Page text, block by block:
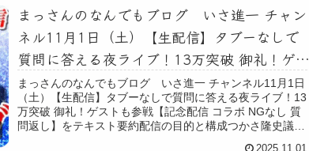
まっさんのなんでもブログ いさ進一 チャン
ネル11月1日（土）【生配信】タブーなしで
質問に答える夜ライブ！13万突破 御礼！ゲス
トも参戦【記念配信 コラボ NGなし 質問返
し】をテキスト要約
まっさんのなんでもブログ いさ進一 チャンネル11月1日
（土）【生配信】タブーなしで質問に答える夜ライブ！13
万突破 御礼！ゲストも参戦【記念配信 コラボ NGなし 質
問返し】をテキスト要約配信の目的と構成つかさ隆史議員
2025.11.01